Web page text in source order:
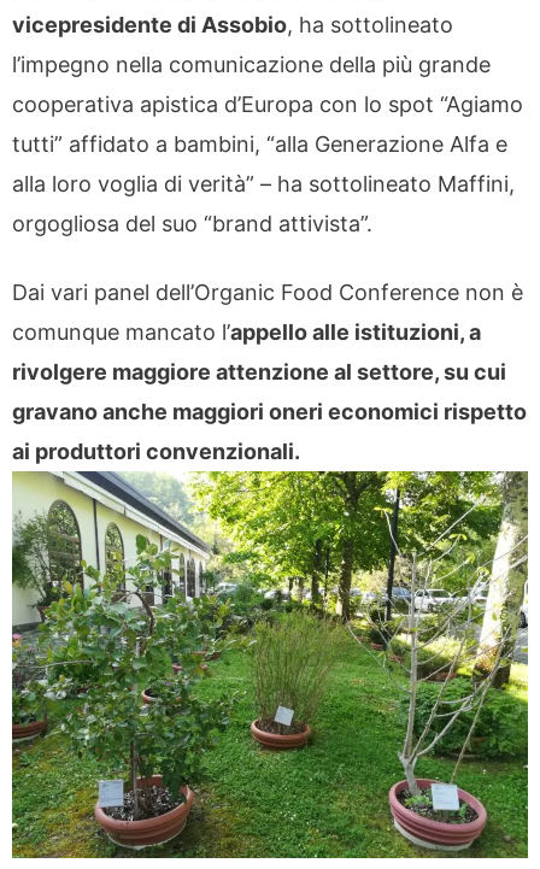
vicepresidente di Assobio, ha sottolineato
l’impegno nella comunicazione della più grande
cooperativa apistica d’Europa con lo spot “Agiamo
tutti” affidato a bambini, “alla Generazione Alfa e
alla loro voglia di verità” – ha sottolineato Maffini,
orgogliosa del suo “brand attivista”.
Dai vari panel dell’Organic Food Conference non è
comunque mancato l’appello alle istituzioni, a
rivolgere maggiore attenzione al settore, su cui
gravano anche maggiori oneri economici rispetto
ai produttori convenzionali.